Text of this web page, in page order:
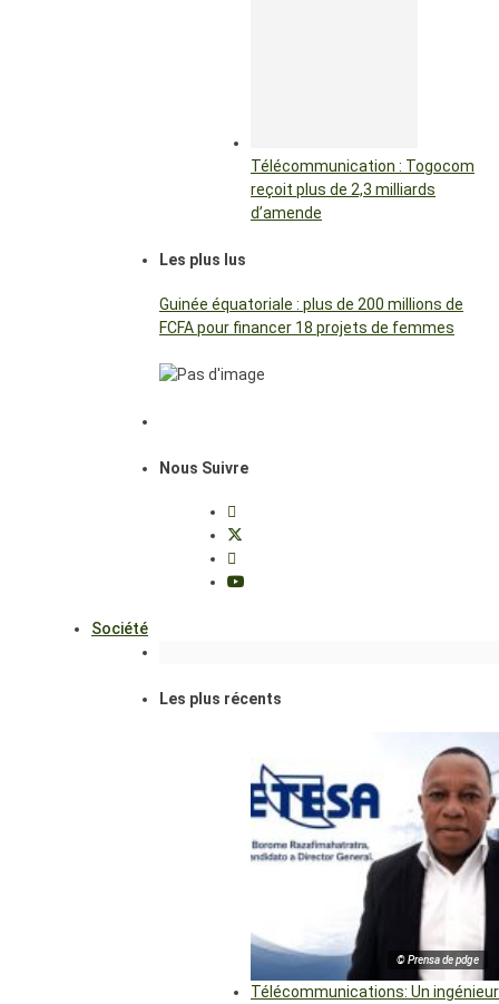
Télécommunication : Togocom
reçoit plus de 2,3 milliards
d’amende
Les plus lus
Guinée équatoriale : plus de 200 millions de
FCFA pour financer 18 projets de femmes
Nous Suivre
Société
Les plus récents
© Prensa de pdge
Télécommunications: Un ingénieur